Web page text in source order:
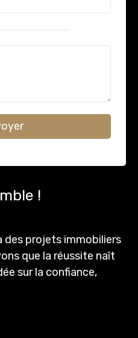
!
des projets immobiliers
que la réussite naît
sur la confiance,